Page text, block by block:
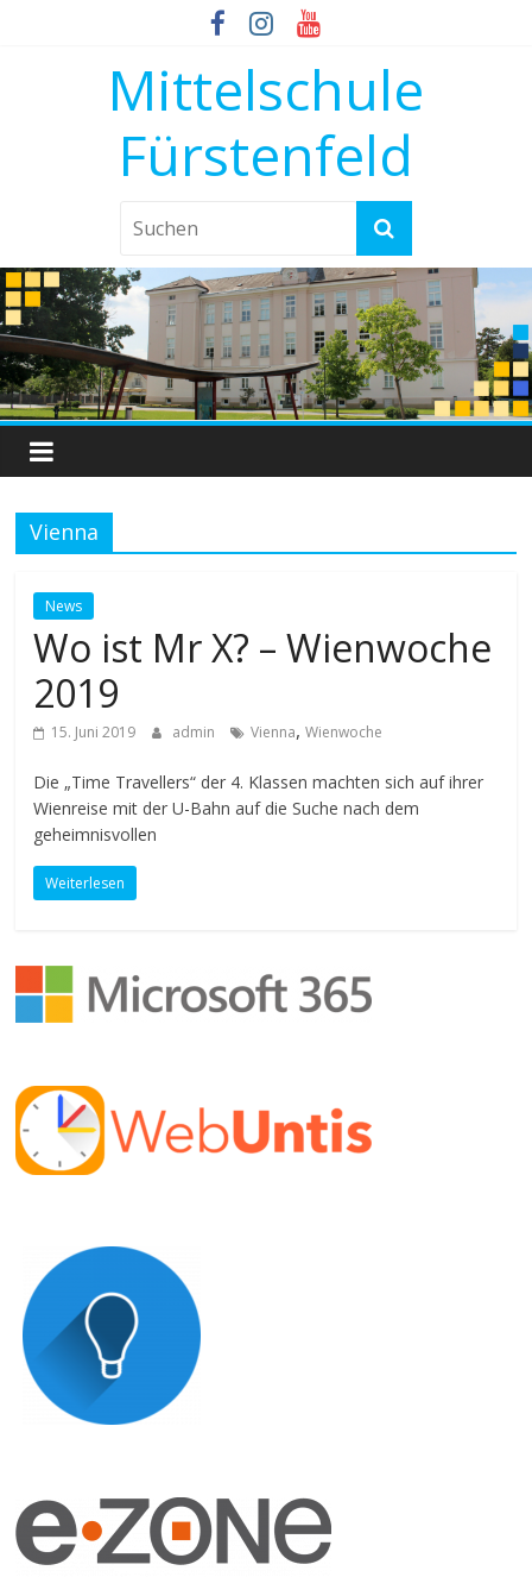
Mittelschule
Fürstenfeld
Vienna
News
Wo ist Mr X? – Wienwoche
2019
15. Juni 2019 admin Vienna,Wienwoche
Die „Time Travellers“ der 4. Klassen machten sich auf ihrer
Wienreise mit der U-Bahn auf die Suche nach dem
geheimnisvollen
Weiterlesen